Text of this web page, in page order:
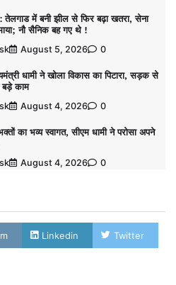
तेलगाड में बनी झील से फिर बढ़ा खतरा, सेना
नौ सैनिक बह गए थे !
August 5, 2026 0
धामी ने खोला विकास का पिटारा, सड़क से
काम
August 4, 2026 0
का भव्य स्वागत, सीएम धामी ने परोसा अपने
August 4, 2026 0
Linkedin Twitter